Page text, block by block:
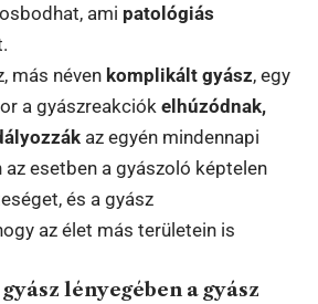
ami patológiás
más néven komplikált gyász, egy
a gyászreakciók elhúzódnak,
az egyén mindennapi
esetben a gyászoló képtelen
és a gyász
az élet más területein is
lényegében a gyász